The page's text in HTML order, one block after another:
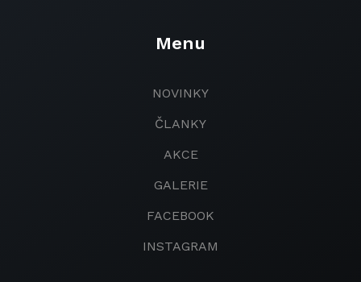
Menu
NOVINKY
ČLANKY
AKCE
GALERIE
FACEBOOK
INSTAGRAM